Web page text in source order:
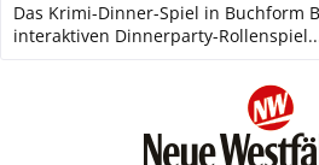
Das Krimi-Dinner-Spiel in Buchform
interaktiven Dinnerparty-